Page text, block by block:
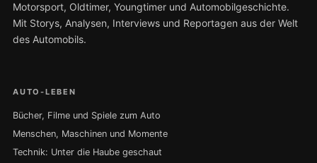
Motorsport, Oldtimer, Youngtimer und Automobilgeschichte.
Mit Storys, Analysen, Interviews und Reportagen aus der Welt
des Automobils.
AUTO-LEBEN
Bücher, Filme und Spiele zum Auto
Menschen, Maschinen und Momente
Technik: Unter die Haube geschaut